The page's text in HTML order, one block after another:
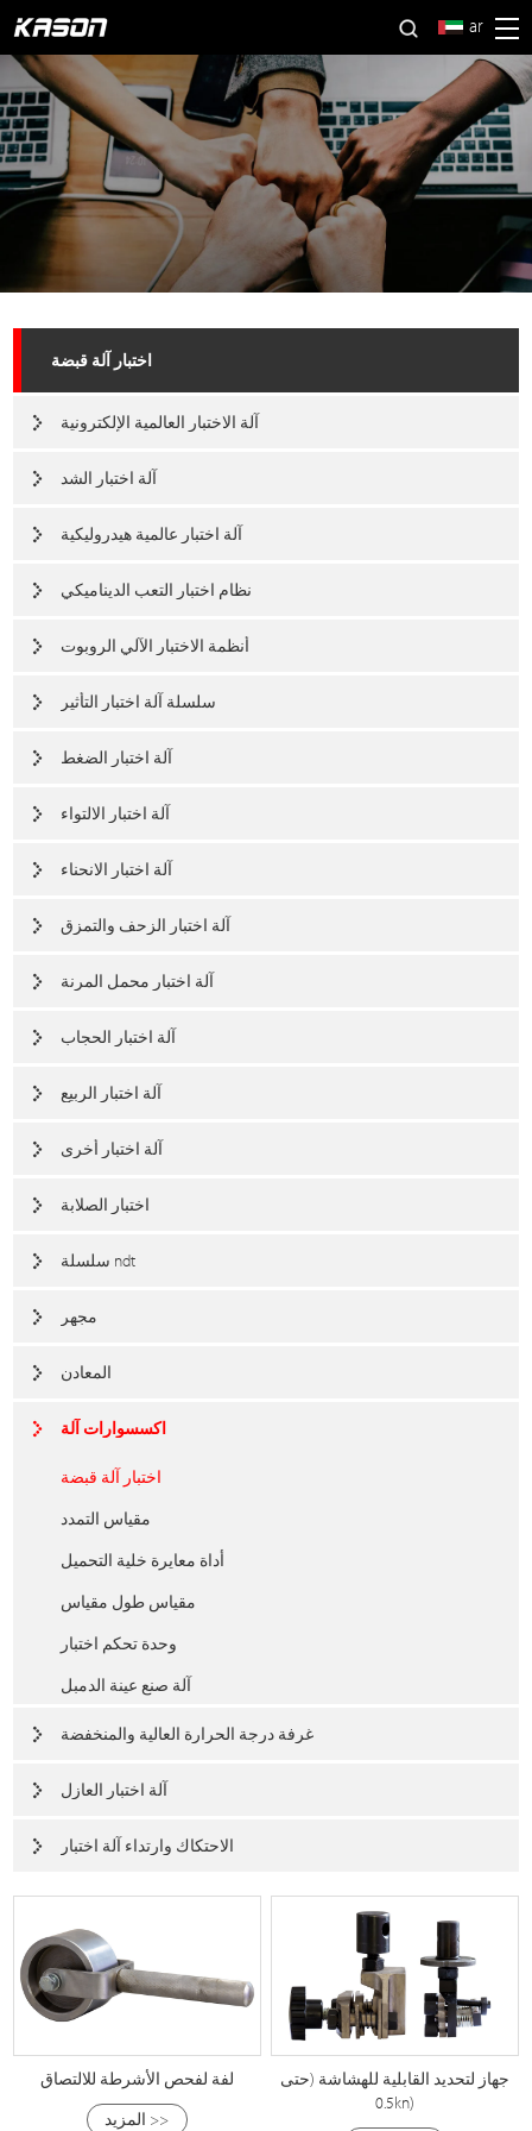
ar
اختبار آلة قبضة
آلة الاختبار العالمية الإلكترونية
آلة اختبار الشد
آلة اختبار عالمية هيدروليكية
نظام اختبار التعب الديناميكي
أنظمة الاختبار الآلي الروبوت
سلسلة آلة اختبار التأثير
آلة اختبار الضغط
آلة اختبار الالتواء
آلة اختبار الانحناء
آلة اختبار الزحف والتمزق
آلة اختبار محمل المرنة
آلة اختبار الحجاب
آلة اختبار الربيع
آلة اختبار أخرى
اختبار الصلابة
سلسلة ndt
مجهر
المعادن
اكسسوارات آلة
اختبار آلة قبضة
مقياس التمدد
أداة معايرة خلية التحميل
مقياس طول مقياس
وحدة تحكم اختبار
آلة صنع عينة الدمبل
غرفة درجة الحرارة العالية والمنخفضة
آلة اختبار العازل
الاحتكاك وارتداء آلة اختبار
لفة لفحص الأشرطة للالتصاق
المزيد >>
جهاز لتحديد القابلية للهشاشة (حتى
0.5kn)